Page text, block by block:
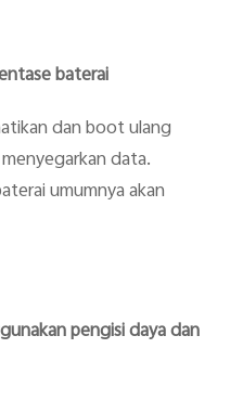
negara/wilayah
baterai
dan boot ulang
data.
umumnya akan
pengisi daya dan